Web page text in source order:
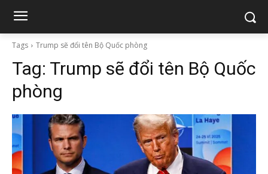
Tags Trump sẽ đổi tên Bộ Quốc phòng
Tag: Trump sẽ đổi tên Bộ Quốc
phòng